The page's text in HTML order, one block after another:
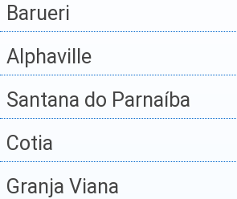
Barueri
Alphaville
Santana do Parnaíba
Cotia
Granja Viana